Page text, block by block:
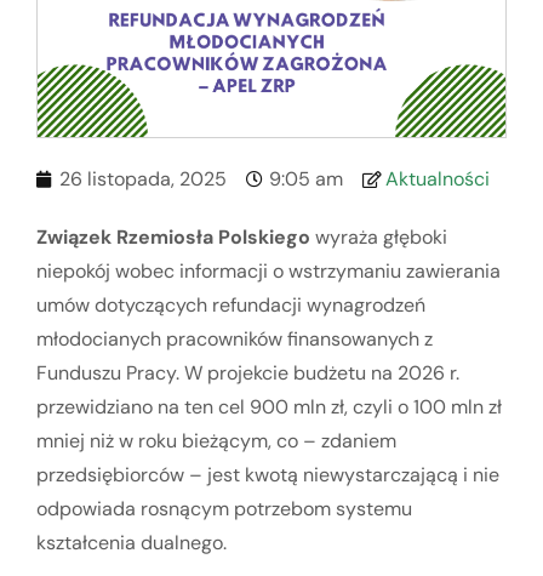
26 listopada, 2025 9:05 am Aktualności
Związek Rzemiosła Polskiego wyraża głęboki
niepokój wobec informacji o wstrzymaniu zawierania
umów dotyczących refundacji wynagrodzeń
młodocianych pracowników finansowanych z
Funduszu Pracy. W projekcie budżetu na 2026 r.
przewidziano na ten cel 900 mln zł, czyli o 100 mln zł
mniej niż w roku bieżącym, co – zdaniem
przedsiębiorców – jest kwotą niewystarczającą i nie
odpowiada rosnącym potrzebom systemu
kształcenia dualnego.